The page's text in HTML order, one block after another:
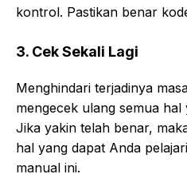
kontrol. Pastikan benar
3. Cek Sekali Lagi
Menghindari terjadinya
mengecek ulang semua
Jika yakin telah benar,
hal yang dapat Anda
manual ini.